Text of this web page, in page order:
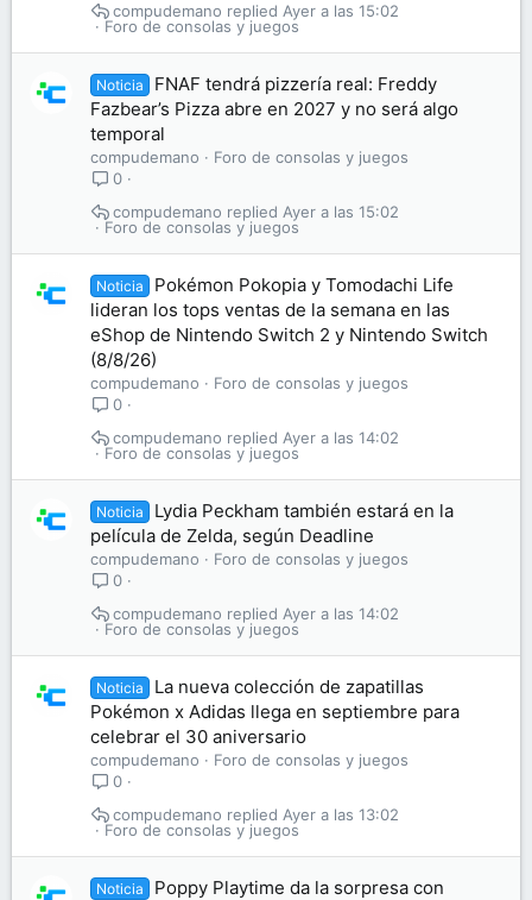
Foro de consolas y juegos
Ayer a las 15:02
compudemano
Noticia
FNAF tendrá pizzería real: Freddy
Fazbear’s Pizza abre en 2027 y no será algo
temporal
compudemano
Foro de consolas y juegos
0
Foro de consolas y juegos
Ayer a las 15:02
compudemano
Noticia
Pokémon Pokopia y Tomodachi Life
lideran los tops ventas de la semana en las
eShop de Nintendo Switch 2 y Nintendo Switch
(8/8/26)
compudemano
Foro de consolas y juegos
0
Foro de consolas y juegos
Ayer a las 14:02
compudemano
Noticia
Lydia Peckham también estará en la
película de Zelda, según Deadline
compudemano
Foro de consolas y juegos
0
Foro de consolas y juegos
Ayer a las 14:02
compudemano
Noticia
La nueva colección de zapatillas
Pokémon x Adidas llega en septiembre para
celebrar el 30 aniversario
compudemano
Foro de consolas y juegos
0
Foro de consolas y juegos
Ayer a las 13:02
compudemano
Noticia
Poppy Playtime da la sorpresa con